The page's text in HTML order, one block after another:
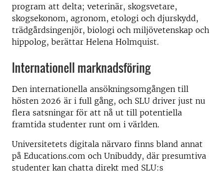
program att delta; veterinär, skogsvetare,
skogsekonom, agronom, etologi och djurskydd,
trädgårdsingenjör, biologi och miljövetenskap och
hippolog, berättar Helena Holmquist.
Internationell marknadsföring
Den internationella ansökningsomgången till
hösten 2026 är i full gång, och SLU driver just nu
flera satsningar för att nå ut till potentiella
framtida studenter runt om i världen.
Universitetets digitala närvaro finns bland annat
på Educations.com och Unibuddy, där presumtiva
studenter kan chatta direkt med SLU:s